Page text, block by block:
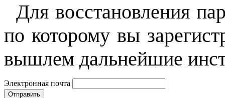
Для восстановления
по которому вы
вышлем дальнейшие
Электронная почта